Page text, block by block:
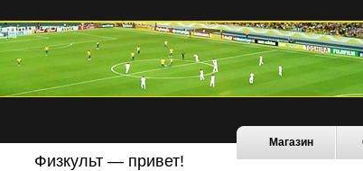
Магазин
Физкульт — привет!